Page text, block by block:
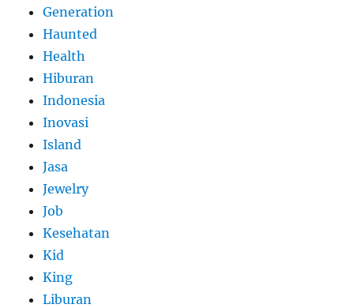
Generation
Haunted
Health
Hiburan
Indonesia
Inovasi
Island
Jasa
Jewelry
Job
Kesehatan
Kid
King
Liburan